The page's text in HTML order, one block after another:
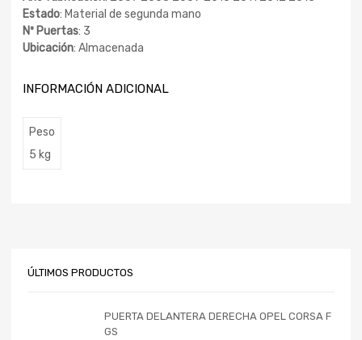
Estado: Material de segunda mano
Nº Puertas: 3
Ubicación: Almacenada
INFORMACIÓN ADICIONAL
Peso
5 kg
ÚLTIMOS PRODUCTOS
PUERTA DELANTERA DERECHA OPEL CORSA F
GS